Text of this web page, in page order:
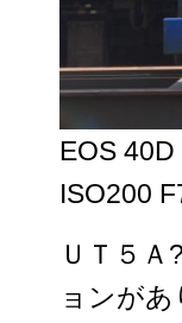
EOS
ISO200
ＵＴ５
ョンが